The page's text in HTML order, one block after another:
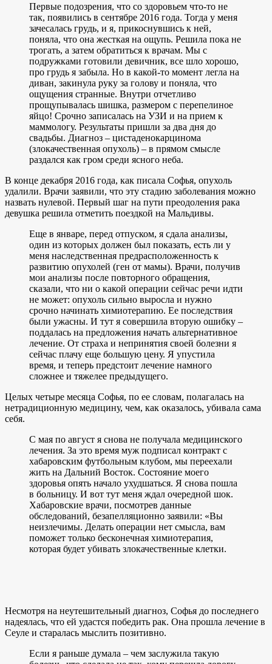
Первые подозрения, что со здоровьем что-то не
так, появились в сентябре 2016 года. Тогда у меня
зачесалась грудь, и я, прикоснувшись к ней,
поняла, что она жесткая на ощупь. Решила пока не
трогать, а затем обратиться к врачам. Мы с
подружками готовили девичник, все шло хорошо,
про грудь я забыла. Но в какой-то момент легла на
диван, закинула руку за голову и поняла, что
ощущения странные. Внутри отчетливо
прощупывалась шишка, размером с перепелиное
яйцо! Срочно записалась на УЗИ и на прием к
маммологу. Результаты пришли за два дня до
свадьбы. Диагноз – цистаденокарцинома
(злокачественная опухоль) – в прямом смысле
раздался как гром среди ясного неба.
В конце декабря 2016 года, как писала Софья, опухоль
удалили. Врачи заявили, что эту стадию заболевания можно
назвать нулевой. Первый шаг на пути преодоления рака
девушка решила отметить поездкой на Мальдивы.
Еще в январе, перед отпуском, я сдала анализы,
один из которых должен был показать, есть ли у
меня наследственная предрасположенность к
развитию опухолей (ген от мамы). Врачи, получив
мои анализы после повторного обращения,
сказали, что ни о какой операции сейчас речи идти
не может: опухоль сильно выросла и нужно
срочно начинать химиотерапию. Ее последствия
были ужасны. И тут я совершила вторую ошибку –
поддалась на предложения начать альтернативное
лечение. От страха и непринятия своей болезни я
сейчас плачу еще большую цену. Я упустила
время, и теперь предстоит лечение намного
сложнее и тяжелее предыдущего.
Целых четыре месяца Софья, по ее словам, полагалась на
нетрадиционную медицину, чем, как оказалось, убивала сама
себя.
С мая по август я снова не получала медицинского
лечения. За это время муж подписал контракт с
хабаровским футбольным клубом, мы переехали
жить на Дальний Восток. Состояние моего
здоровья опять начало ухудшаться. Я снова пошла
в больницу. И вот тут меня ждал очередной шок.
Хабаровские врачи, посмотрев данные
обследований, безапелляционно заявили: «Вы
неизлечимы. Делать операции нет смысла, вам
поможет только бесконечная химиотерапия,
которая будет убивать злокачественные клетки.
Несмотря на неутешительный диагноз, Софья до последнего
надеялась, что ей удастся победить рак. Она прошла лечение в
Сеуле и старалась мыслить позитивно.
Если я раньше думала – чем заслужила такую